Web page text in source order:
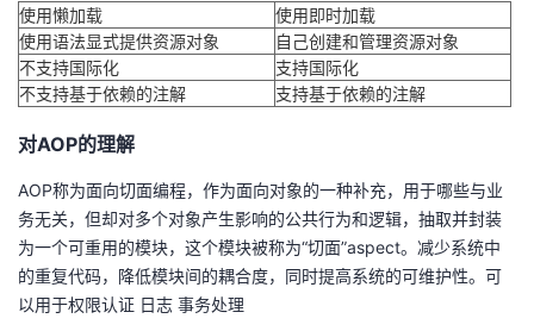
使用懒加载
使用即时加载
使用语法显式提供资源对象
自己创建和管理资源对象
不支持国际化
支持国际化
不支持基于依赖的注解
支持基于依赖的注解
对AOP的理解
AOP称为面向切面编程，作为面向对象的一种补充，用于哪些与业
务无关，但却对多个对象产生影响的公共行为和逻辑，抽取并封装
为一个可重用的模块，这个模块被称为“切面”aspect。减少系统中
的重复代码，降低模块间的耦合度，同时提高系统的可维护性。可
以用于权限认证 日志 事务处理